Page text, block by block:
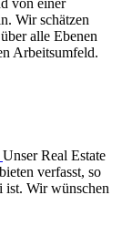
von einer
Wir schätzen
alle Ebenen
Arbeitsumfeld.
Unser Real Estate
verfasst, so
ist. Wir wünschen